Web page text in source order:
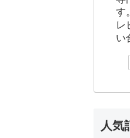
す。
レ
い
人気